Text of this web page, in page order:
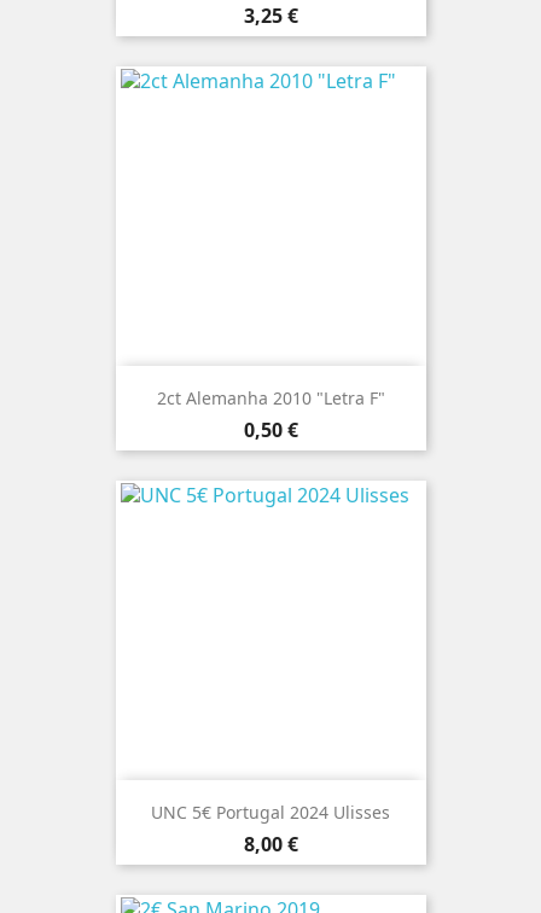
Preço
3,25 €
2ct Alemanha 2010 "Letra F"
Preço
0,50 €
UNC 5€ Portugal 2024 Ulisses
Preço
8,00 €